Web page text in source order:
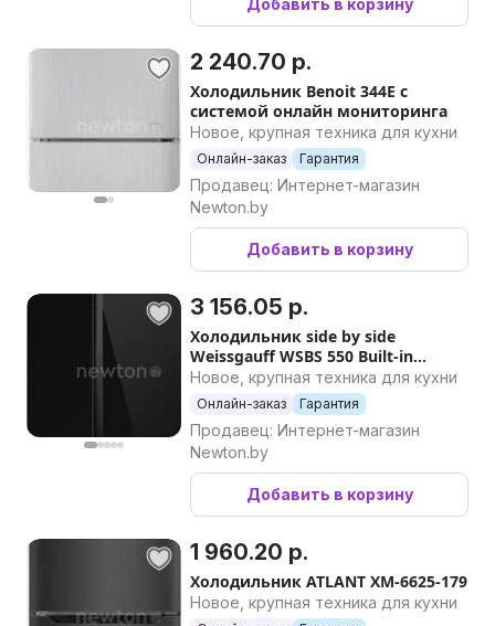
Добавить в корзину
2 240.70 р.
Холодильник Benoit 344E с
системой онлайн мониторинга
Новое, крупная техника для кухни
Онлайн-заказ Гарантия
Продавец: Интернет-магазин
Newton.by
Добавить в корзину
3 156.05 р.
Холодильник side by side
Weissgauff WSBS 550 Built-in
NoFrost Inverter Black Glass
Новое, крупная техника для кухни
Онлайн-заказ Гарантия
Продавец: Интернет-магазин
Newton.by
Добавить в корзину
1 960.20 р.
Холодильник ATLANT ХМ-6625-179
Новое, крупная техника для кухни